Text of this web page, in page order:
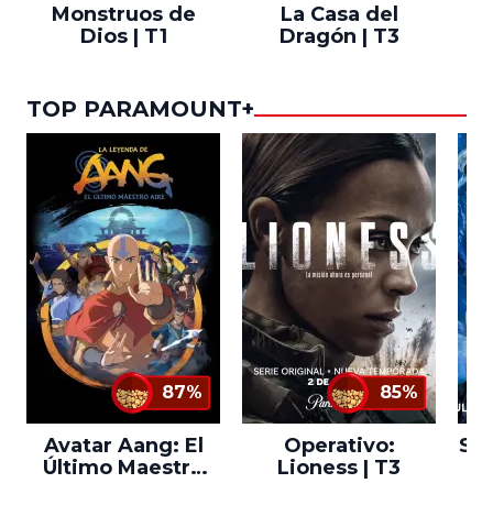
Monstruos de
Dios | T1
La Casa del
Dragón | T3
TOP PARAMOUNT+
87%
Avatar Aang: El
Último Maestro
85%
Operativo:
Lioness | T3